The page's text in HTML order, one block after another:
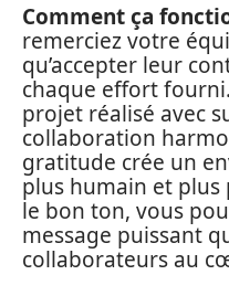
Comment ça
remerciez votre
qu’accepter leur
chaque effort
projet réalisé avec
collaboration
gratitude crée un
plus humain et
le bon ton, vous
message puissant
collaborateurs au